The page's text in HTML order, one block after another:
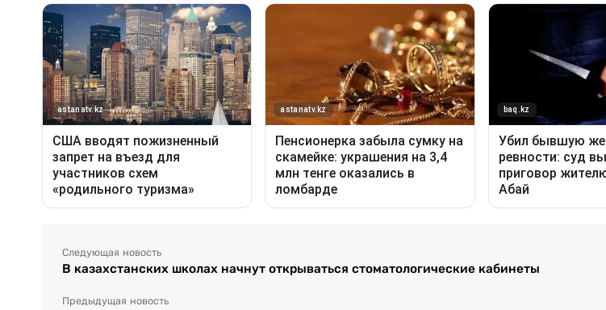
Следующая новость
В казахстанских школах начнут открываться стоматологические кабинеты
Предыдущая новость